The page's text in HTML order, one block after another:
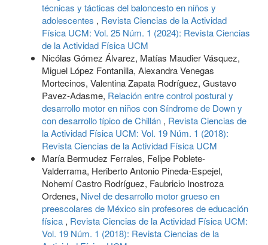
técnicas y tácticas del baloncesto en niños y
adolescentes , Revista Ciencias de la Actividad
Física UCM: Vol. 25 Núm. 1 (2024): Revista Ciencias
de la Actividad Física UCM
Nicólas Gómez Álvarez, Matías Maudier Vásquez,
Miguel López Fontanilla, Alexandra Venegas
Mortecinos, Valentina Zapata Rodríguez, Gustavo
Pavez-Adasme, Relación entre control postural y
desarrollo motor en niños con Síndrome de Down y
con desarrollo típico de Chillán , Revista Ciencias de
la Actividad Física UCM: Vol. 19 Núm. 1 (2018):
Revista Ciencias de la Actividad Física UCM
María Bermudez Ferrales, Felipe Poblete-
Valderrama, Heriberto Antonio Pineda-Espejel,
Nohemí Castro Rodríguez, Faubricio Inostroza
Ordenes, Nivel de desarrollo motor grueso en
preescolares de México sin profesores de educación
física , Revista Ciencias de la Actividad Física UCM:
Vol. 19 Núm. 1 (2018): Revista Ciencias de la